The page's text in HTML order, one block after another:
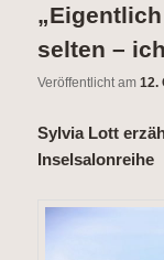
wechseln
selten –
Veröffentlicht am12.
Sylvia Lott
Inselsalonreihe